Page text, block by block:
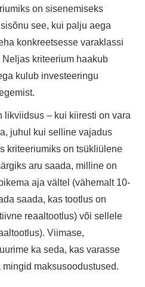
on sisenemiseks
see, kui palju aega
konkreetsesse varaklassi
kriteerium haakub
kulub investeeringu
likviidsus – kui kiiresti on vara
juhul kui selline vajadus
kriteeriumiks on tsükliülene
aru saada, milline on
aja vältel (vähemalt 10-
saada, kas tootlus on
reaaltootlus) või sellele
Viimase,
ka seda, kas varasse
maksusoodustused.